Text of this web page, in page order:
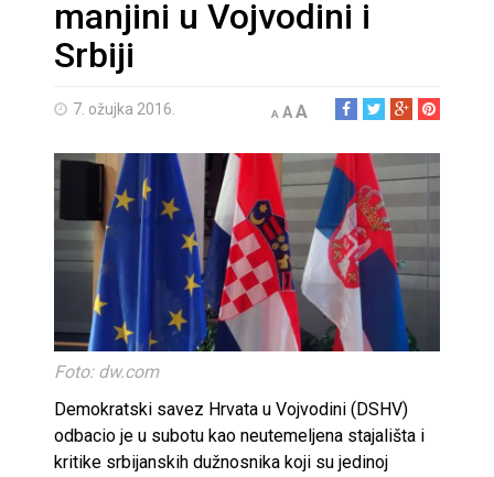
manjini u Vojvodini i
Srbiji
7. ožujka 2016. A AA
Foto: dw.com
Demokratski savez Hrvata u Vojvodini (DSHV)
odbacio je u subotu kao neutemeljena stajališta i
kritike srbijanskih dužnosnika koji su jedinoj